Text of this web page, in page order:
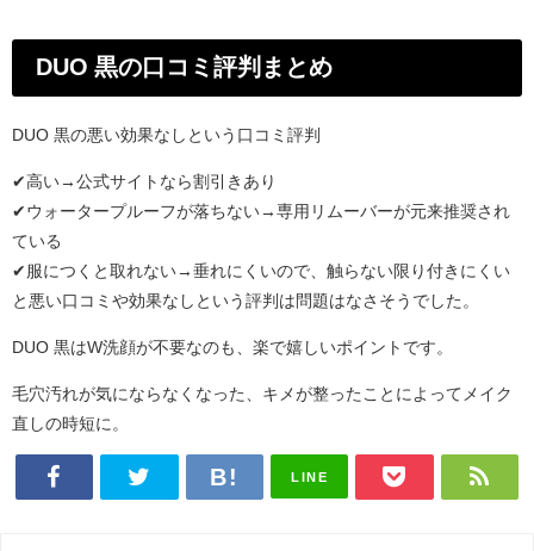
DUO 黒の口コミ評判まとめ
DUO 黒の悪い効果なしという口コミ評判
✔高い→公式サイトなら割引きあり
✔ウォータープルーフが落ちない→専用リムーバーが元来推奨され
ている
✔服につくと取れない→垂れにくいので、触らない限り付きにくい
と悪い口コミや効果なしという評判は問題はなさそうでした。
DUO 黒はW洗顔が不要なのも、楽で嬉しいポイントです。
毛穴汚れが気にならなくなった、キメが整ったことによってメイク
直しの時短に。
LINE